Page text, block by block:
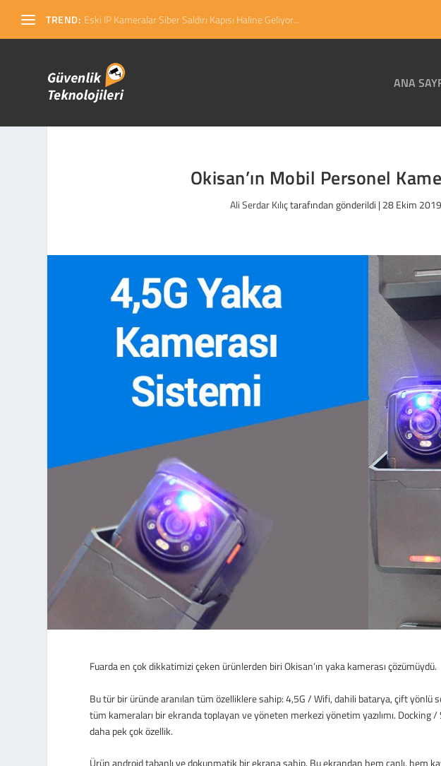
TREND: Eski IP Kameralar Siber Saldırı Kapısı Haline Geliyor...
ANA
Okisan’ın Mobil Personel
Ali Serdar Kılıçtarafından gönderildi |28 Ekim 2019
Fuarda en çok dikkatimizi çeken ürünlerden biri Okisan’ın yaka kamerası çözümüydü.
Bu tür bir üründe aranılan tüm özelliklere sahip: 4,5G / Wifi, dahili batarya, çift yönlü
tüm kameraları bir ekranda toplayan ve yöneten merkezi yönetim yazılımı. Docking
daha pek çok özellik.
Ürün android tabanlı ve dokunmatik bir ekrana sahip. Bu ekrandan hem canlı, hem